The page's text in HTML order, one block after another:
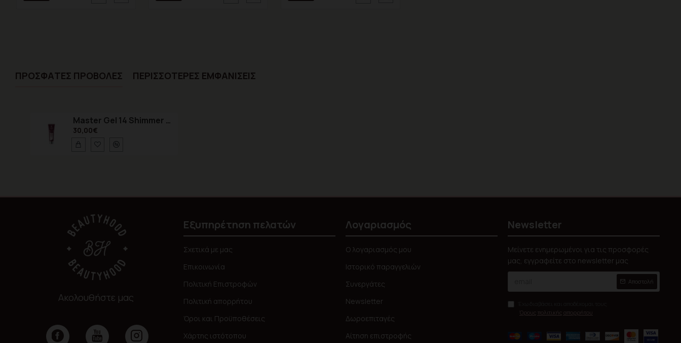
ΠΡΌΣΦΑTΕΣ ΠΡΟΒΟΛΈΣ ΠΕΡΙΣΣΌΤΕΡΕΣ ΕΜΦΑΝΊΣΕΙΣ
Master Gel 14 Shimmer Pink 60gr
30,00€
Ακολουθήστε μας
Εξυπηρέτηση πελατών
Σχετικά με μας
Επικοινωνία
Πολιτική Επιστροφών
Πολιτική απορρήτου
Όροι και Προϋποθέσεις
Χάρτης ιστότοπου
Λογαριασμός
Ο λογαριασμός μου
Ιστορικό παραγγελιών
Συνεργάτες
Newsletter
Δωροεπιταγές
Αίτηση επιστροφής
Newsletter
Μείνετε ενημερωμένοι για τις προσφορές
μας, εγγραφείτε στο newsletter μας
Αποστολή
Όρους πολιτικής απορρήτου